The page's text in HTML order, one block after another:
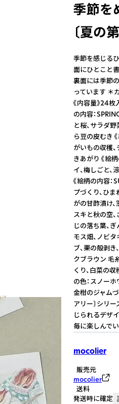
季節を
〔夏の
季節を感じる
面にひとこと
裏面には季節
っています ＊
《内容量》24
の内容：
と桜、サラダ
ら豆の皮むき
がいもの収穫
きあがり 《絵
イ、梅しごと、
《絵柄の内容
プづくり、ひ
がの甘酢漬け
スキと秋の空
じの落ち葉、
モス畑、ノビ
ブ、栗の殻剥き
クブラウン 毛
くり、白菜の
の色：スノー
金柑のジャム
アリー〕シリ
じられるデザ
毎に楽しんで
mocolier
販売元
mocolier
送料
発送時に確定